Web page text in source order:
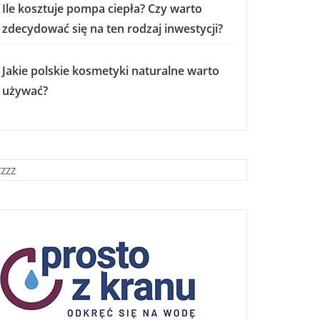
Ile kosztuje pompa ciepła? Czy warto
zdecydować się na ten rodzaj inwestycji?
Jakie polskie kosmetyki naturalne warto
używać?